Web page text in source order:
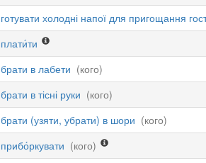
готувати холодні напої для пригощання
плати́ти
брати в лабети (кого)
брати в тісні руки (кого)
брати (узяти, убрати) в шори (кого)
прибо́ркувати (кого)